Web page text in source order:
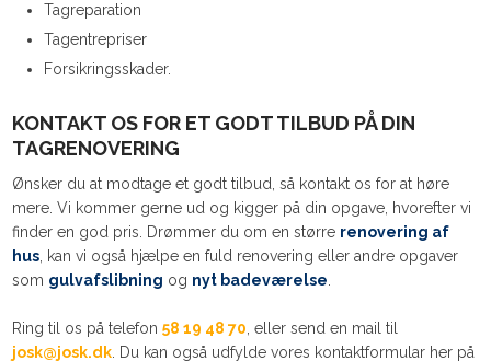
Tagreparation
Tagentrepriser
Forsikringsskader.
KONTAKT OS FOR ET GODT TILBUD PÅ DIN
TAGRENOVERING
Ønsker du at modtage et godt tilbud, så kontakt os for at høre
mere. Vi kommer gerne ud og kigger på din opgave, hvorefter vi
finder en god pris. Drømmer du om en større renovering af
hus, kan vi også hjælpe en fuld renovering eller andre opgaver
som gulvafslibning og nyt badeværelse
Ring til os på telefon 58 19 48 70 , eller send en mail til
josk@josk.dk. Du kan også udfylde vores kontaktformular her på